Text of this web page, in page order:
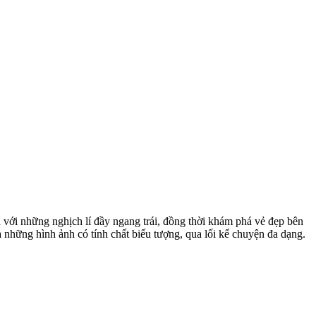
những nghịch lí đầy ngang trái, đồng thời khám phá vẻ đẹp bên
hình ảnh có tính chất biểu tượng, qua lối kể chuyện đa dạng.